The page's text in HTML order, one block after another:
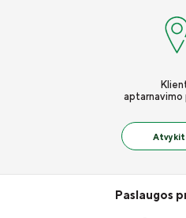
aptarnavimo
Paslaugos